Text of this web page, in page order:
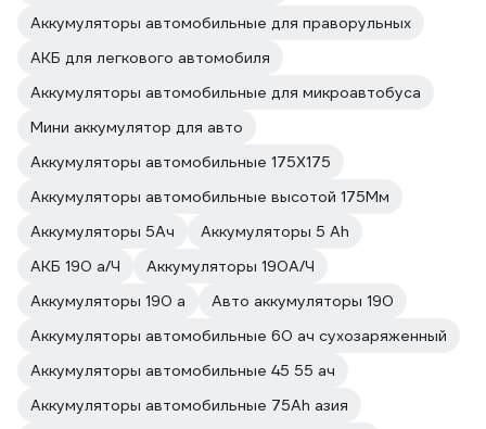
Аккумуляторы автомобильные для праворульных
АКБ для легкового автомобиля
Аккумуляторы автомобильные для микроавтобуса
Мини аккумулятор для авто
Аккумуляторы автомобильные 175Х175
Аккумуляторы автомобильные высотой 175Мм
Аккумуляторы 5Ач
Аккумуляторы 5 Ah
АКБ 190 а/Ч
Аккумуляторы 190А/Ч
Аккумуляторы 190 а
Авто аккумуляторы 190
Аккумуляторы автомобильные 60 ач сухозаряженный
Аккумуляторы автомобильные 45 55 ач
Аккумуляторы автомобильные 75Ah азия